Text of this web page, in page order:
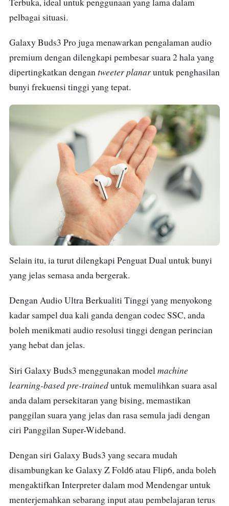
pelbagai situasi.
Galaxy Buds3 Pro juga menawarkan pengalaman audio
premium dengan dilengkapi pembesar suara 2 hala yang
dipertingkatkan dengantweeter planaruntuk penghasilan
bunyi frekuensi tinggi yang tepat.
Selain itu, ia turut dilengkapi Penguat Dual untuk bunyi
yang jelas semasa anda bergerak.
Dengan Audio Ultra Berkualiti Tinggi yang menyokong
kadar sampel dua kali ganda dengan codec SSC, anda
boleh menikmati audio resolusi tinggi dengan perincian
yang hebat dan jelas.
Siri Galaxy Buds3 menggunakan model machine
learning-based pre-traineduntuk memulihkan suara asal
anda dalam persekitaran yang bising, memastikan
panggilan suara yang jelas dan rasa semula jadi dengan
ciri Panggilan Super-Wideband.
Dengan siri Galaxy Buds3 yang secara mudah
disambungkan ke Galaxy Z Fold6 atau Flip6, anda boleh
mengaktifkan Interpreter dalam mod Mendengar untuk
menterjemahkan sebarang input atau pembelajaran terus